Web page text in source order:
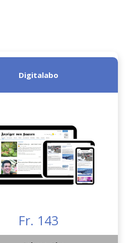
Digitalabo
Fr. 143